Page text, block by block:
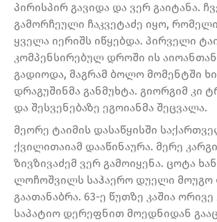
პირისპირ გავიდა და ვერ გაიტანა.
გამორჩეული ჩაკვეტაძე იყო,
ყველა იერიშს იწყებდა. პირველი
კომპენსირებულ დროში ის
გადიოდა, მაგრამ ბოლო მომენტში
დრაგუშინმა განმუხტა. გიორგიმ კი
და შესვენებაზე ეგოიანმა შეცვალა.
მეორე ტაიმის დასაწყისში
ქვილითაიამ დააწინაურა. მერე
ზივზივაძემ ვერ გამოიყენა. ცოტა
ლოჩოშვილს საჰაერო დუელი მოუგო
გაათანაბრა. 63-ე წუთზე კაშია
საპატიო დერეფნით მოედნიდან